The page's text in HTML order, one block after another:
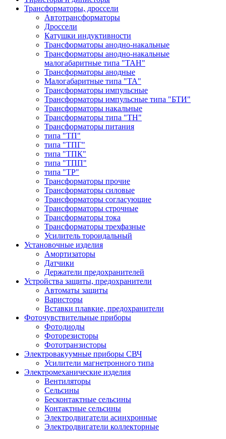
Трансформаторы, дроссели
Автотрансформаторы
Дроссели
Катушки индуктивности
Трансформаторы анодно-накальные
Трансформаторы анодно-накальные
малогабаритные типа "ТАН"
Трансформаторы анодные
Малогабаритные типа "ТА"
Трансформаторы импульсные
Трансформаторы импульсные типа "БТИ"
Трансформаторы накальные
Трансформаторы типа "ТН"
Трансформаторы питания
типа "ТП"
типа "ТПГ"
типа "ТПК"
типа "ТПП"
типа "ТР"
Трансформаторы прочие
Трансформаторы силовые
Трансформаторы согласующие
Трансформаторы строчные
Трансформаторы тока
Трансформаторы трехфазные
Усилитель тороидальный
Установочные изделия
Амортизаторы
Датчики
Держатели предохранителей
Устройства защиты, предохранители
Автоматы защиты
Варисторы
Вставки плавкие, предохранители
Фоточувствительные приборы
Фотодиоды
Фоторезисторы
Фототранзисторы
Электровакуумные приборы СВЧ
Усилители магнетронного типа
Электромеханические изделия
Вентиляторы
Сельсины
Бесконтактные сельсины
Контактные сельсины
Электродвигатели асинхронные
Электродвигатели коллекторные